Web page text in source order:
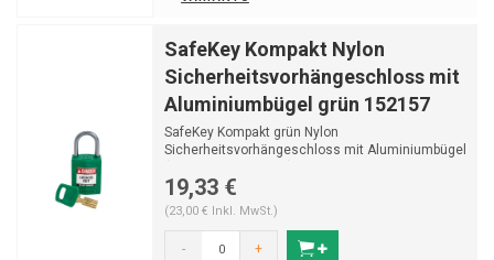
SafeKey Kompakt Nylon
Sicherheitsvorhängeschloss mit
Aluminiumbügel grün 152157
SafeKey Kompakt grün Nylon
Sicherheitsvorhängeschloss mit Aluminiumbügel
19,33 €
(23,00 € Inkl. MwSt.)
- +